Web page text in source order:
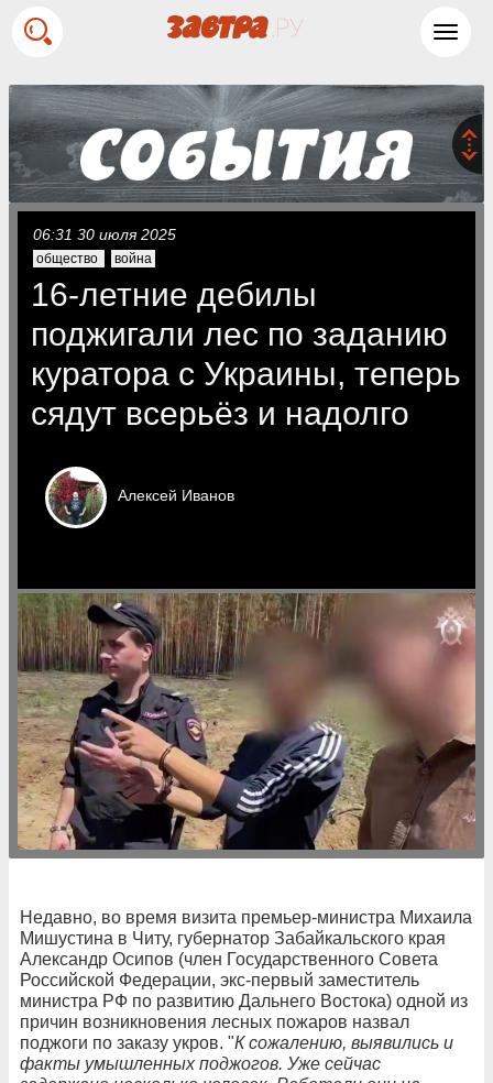
06:31 30 июля 2025
общество война
16-летние дебилы
поджигали лес по заданию
куратора с Украины, теперь
сядут всерьёз и надолго
Алексей Иванов
Недавно, во время визита премьер-министра Михаила
Мишустина в Читу, губернатор Забайкальского края
Александр Осипов (член Государственного Совета
Российской Федерации, экс-первый заместитель
министра РФ по развитию Дальнего Востока) одной из
причин возникновения лесных пожаров назвал
поджоги по заказу укров. "К сожалению, выявились и
факты умышленных поджогов. Уже сейчас